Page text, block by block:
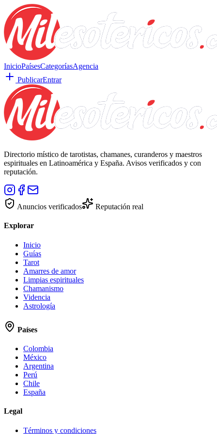
InicioPaísesCategoríasAgencia
PublicarEntrar
Directorio místico de tarotistas, chamanes, curanderos y maestros
espirituales en Latinoamérica y España. Avisos verificados y con
reputación.
Anuncios verificados Reputación real
Explorar
Inicio
Guías
Tarot
Amarres de amor
Limpias espirituales
Chamanismo
Videncia
Astrología
Países
Colombia
México
Argentina
Perú
Chile
España
Legal
Términos y condiciones